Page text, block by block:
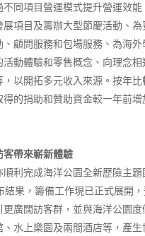
不同項目營運模式提升營運效
展項目及籌辦大型節慶活動、
、顧問服務和包場服務、為海
活動體驗和零售概念、向理念
，以開拓多元收入來源。按年
得的捐助和贊助資金較一年前
客帶來嶄新體驗
順利完成海洋公園全新歷險主
結果，籌備工作現已正式展開
廣闊訪客群，並與海洋公園度
、水上樂園及兩間酒店等，產